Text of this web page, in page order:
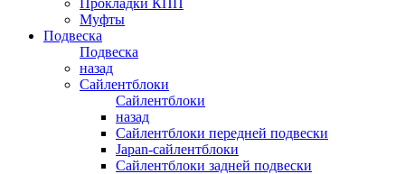
Прокладки КПП
Муфты
Подвеска
Подвеска
назад
Сайлентблоки
Сайлентблоки
назад
Сайлентблоки передней подвески
Japan-сайлентблоки
Сайлентблоки задней подвески